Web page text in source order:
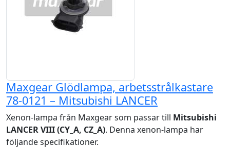
Maxgear Glödlampa, arbetsstrålkastare
78-0121 – Mitsubishi LANCER
Xenon-lampa från Maxgear som passar till Mitsubishi
LANCER VIII (CY_A, CZ_A). Denna xenon-lampa har
följande specifikationer.